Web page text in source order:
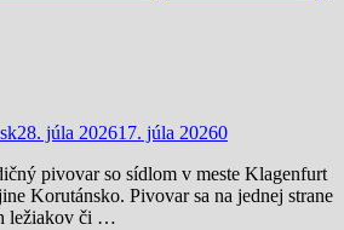
28. júla 202617. júla 20260
pivovar so sídlom v meste Klagenfurt
Korutánsko. Pivovar sa na jednej strane
ležiakov či …